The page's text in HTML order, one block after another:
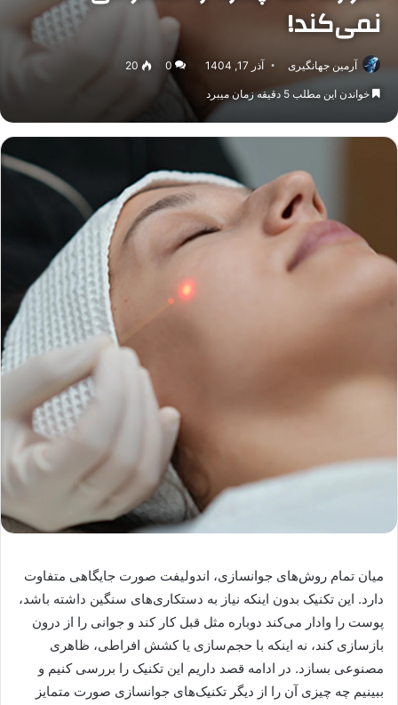
نمی‌کند!
آرمین جهانگیری آذر 17, 1404 0
20
خواندن این مطلب 5 دقیقه زمان میبرد
میان تمام روش‌های جوانسازی، اندولیفت صورت جایگاهی متفاوت
دارد. این تکنیک بدون اینکه نیاز به دستکاری‌های سنگین داشته باشد،
پوست را وادار می‌کند دوباره مثل قبل کار کند و جوانی را از درون
بازسازی کند، نه اینکه با حجم‌سازی یا کشش افراطی، ظاهری
مصنوعی بسازد. در ادامه قصد داریم این تکنیک را بررسی ‌کنیم و
ببینیم چه چیزی آن را از دیگر تکنیک‌های جوانسازی صورت متمایز